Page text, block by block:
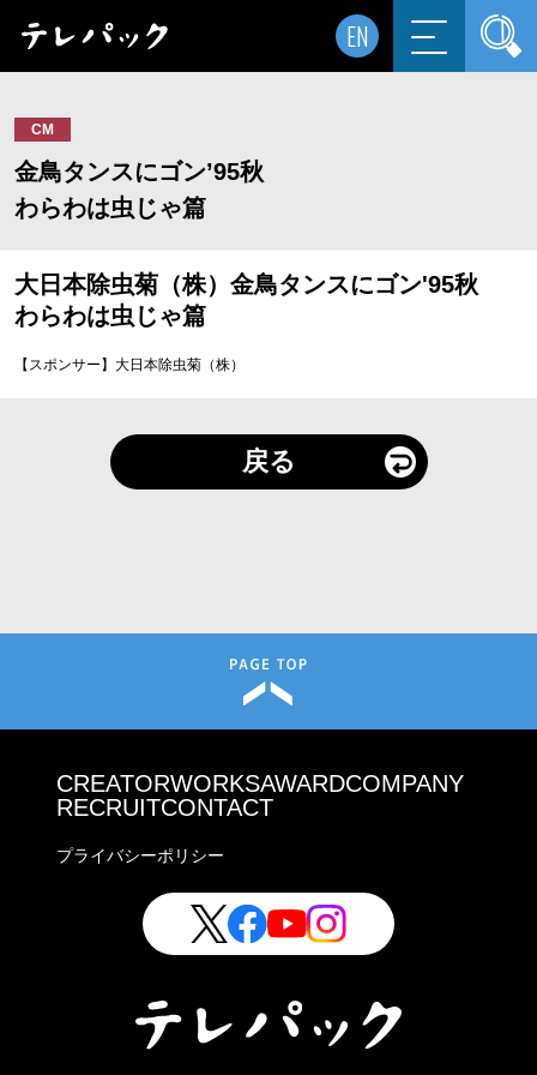
EN
CM
金鳥タンスにゴン’95秋
わらわは虫じゃ篇
大日本除虫菊（株）金鳥タンスにゴン'95秋
わらわは虫じゃ篇
【スポンサー】大日本除虫菊（株）
戻る
CREATORWORKSAWARDCOMPANY
RECRUITCONTACT
プライバシーポリシー